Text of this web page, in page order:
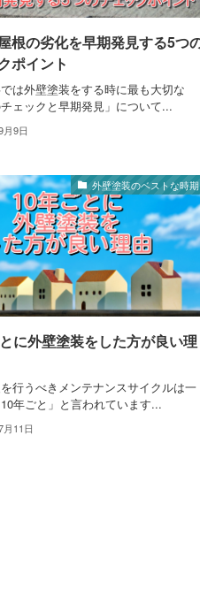
根の劣化を早期発見する5つ
ポイント
は外壁塗装をする時に最も大切な
チェックと早期発見」について...
月9日
外壁塗装のベストな時期
に外壁塗装をした方が良い理
行うべきメンテナンスサイクルは一
年ごと」と言われています...
月11日